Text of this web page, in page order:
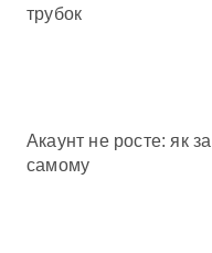
трубок
Акаунт не росте: як
самому